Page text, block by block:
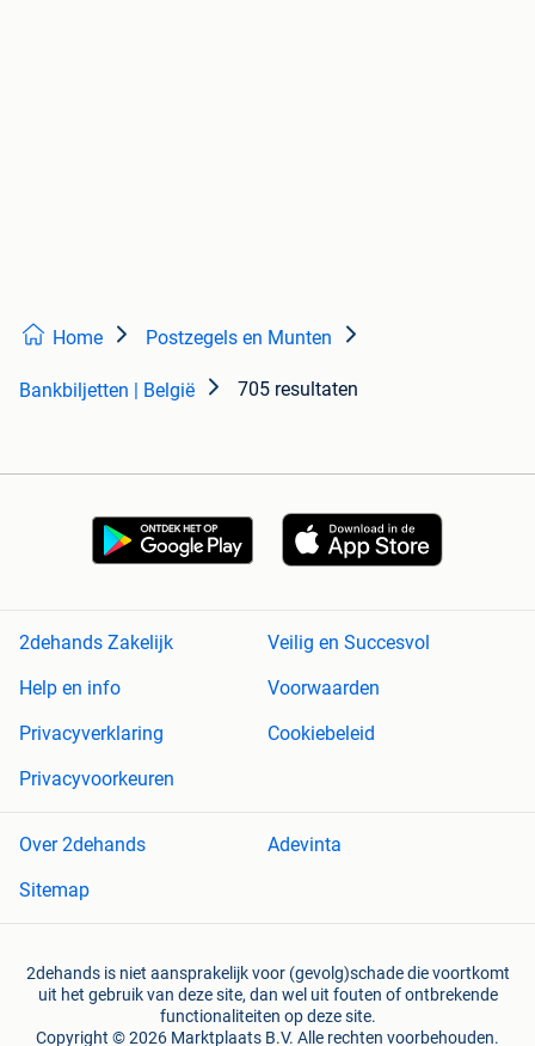
Home Postzegels en Munten
Bankbiljetten | België 705 resultaten
2dehands Zakelijk
Veilig en Succesvol
Help en info
Voorwaarden
Privacyverklaring
Cookiebeleid
Privacyvoorkeuren
Over 2dehands
Adevinta
Sitemap
2dehands is niet aansprakelijk voor (gevolg)schade die voortkomt
uit het gebruik van deze site, dan wel uit fouten of ontbrekende
functionaliteiten op deze site.
Copyright © 2026 Marktplaats B.V. Alle rechten voorbehouden.